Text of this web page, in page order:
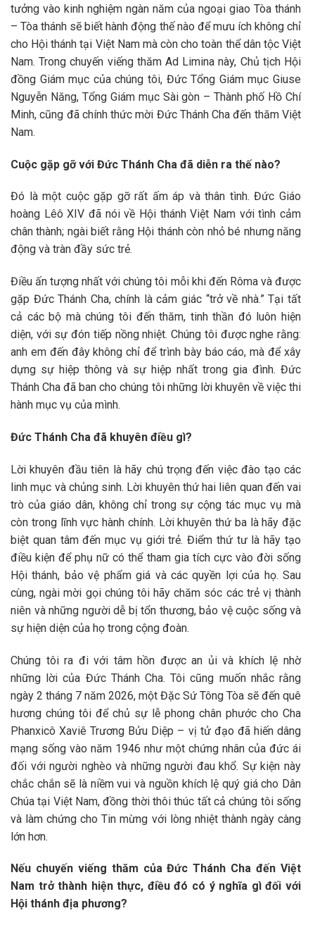
tưởng vào kinh nghiệm ngàn năm của ngoại giao Tòa thánh
– Tòa thánh sẽ biết hành động thế nào để mưu ích không chỉ
cho Hội thánh tại Việt Nam mà còn cho toàn thể dân tộc Việt
Nam. Trong chuyến viếng thăm Ad Limina này, Chủ tịch Hội
đồng Giám mục của chúng tôi, Đức Tổng Giám mục Giuse
Nguyễn Năng, Tổng Giám mục Sài gòn – Thành phố Hồ Chí
Minh, cũng đã chính thức mời Đức Thánh Cha đến thăm Việt
Nam.
Cuộc gặp gỡ với Đức Thánh Cha đã diễn ra thế nào?
Đó là một cuộc gặp gỡ rất ấm áp và thân tình. Đức Giáo
hoàng Lêô XIV đã nói về Hội thánh Việt Nam với tình cảm
chân thành; ngài biết rằng Hội thánh còn nhỏ bé nhưng năng
động và tràn đầy sức trẻ.
Điều ấn tượng nhất với chúng tôi mỗi khi đến Rôma và được
gặp Đức Thánh Cha, chính là cảm giác “trở về nhà.” Tại tất
cả các bộ mà chúng tôi đến thăm, tinh thần đó luôn hiện
diện, với sự đón tiếp nồng nhiệt. Chúng tôi được nghe rằng:
anh em đến đây không chỉ để trình bày báo cáo, mà để xây
dựng sự hiệp thông và sự hiệp nhất trong gia đình. Đức
Thánh Cha đã ban cho chúng tôi những lời khuyên về việc thi
hành mục vụ của mình.
Đức Thánh Cha đã khuyên điều gì?
Lời khuyên đầu tiên là hãy chú trọng đến việc đào tạo các
linh mục và chủng sinh. Lời khuyên thứ hai liên quan đến vai
trò của giáo dân, không chỉ trong sự cộng tác mục vụ mà
còn trong lĩnh vực hành chính. Lời khuyên thứ ba là hãy đặc
biệt quan tâm đến mục vụ giới trẻ. Điểm thứ tư là hãy tạo
điều kiện để phụ nữ có thể tham gia tích cực vào đời sống
Hội thánh, bảo vệ phẩm giá và các quyền lợi của họ. Sau
cùng, ngài mời gọi chúng tôi hãy chăm sóc các trẻ vị thành
niên và những người dễ bị tổn thương, bảo vệ cuộc sống và
sự hiện diện của họ trong cộng đoàn.
Chúng tôi ra đi với tâm hồn được an ủi và khích lệ nhờ
những lời của Đức Thánh Cha. Tôi cũng muốn nhắc rằng
ngày 2 tháng 7 năm 2026, một Đặc Sứ Tông Tòa sẽ đến quê
hương chúng tôi để chủ sự lễ phong chân phước cho Cha
Phanxicô Xaviê Trương Bửu Diệp – vị tử đạo đã hiến dâng
mạng sống vào năm 1946 như một chứng nhân của đức ái
đối với người nghèo và những người đau khổ. Sự kiện này
chắc chắn sẽ là niềm vui và nguồn khích lệ quý giá cho Dân
Chúa tại Việt Nam, đồng thời thôi thúc tất cả chúng tôi sống
và làm chứng cho Tin mừng với lòng nhiệt thành ngày càng
lớn hơn.
Nếu chuyến viếng thăm của Đức Thánh Cha đến Việt
Nam trở thành hiện thực, điều đó có ý nghĩa gì đối với
Hội thánh địa phương?